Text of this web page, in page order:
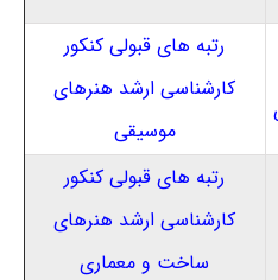
رتبه های قبولی کنکور
کارشناسی ارشد هنرهای
موسیقی
رتبه های قبولی کنکور
کارشناسی ارشد هنرهای
ساخت و معماری